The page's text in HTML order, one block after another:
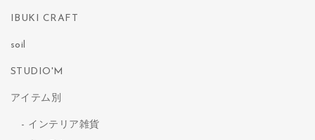
IBUKI CRAFT
soil
STUDIO'M
アイテム別
インテリア雑貨